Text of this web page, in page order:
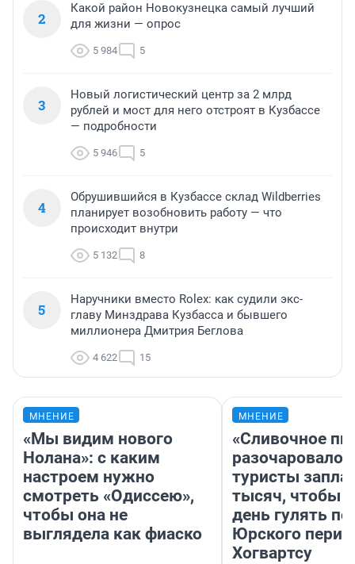
2
Какой район Новокузнецка самый лучший
для жизни — опрос
5 984 5
3
Новый логистический центр за 2 млрд
рублей и мост для него отстроят в Кузбассе
— подробности
5 946 5
4
Обрушившийся в Кузбассе склад Wildberries
планирует возобновить работу — что
происходит внутри
5 132 8
5
Наручники вместо Rolex: как судили экс-
главу Минздрава Кузбасса и бывшего
миллионера Дмитрия Беглова
4 622 15
МНЕНИЕ
«Мы видим нового
Нолана»: с каким
настроем нужно
смотреть «Одиссею»,
чтобы она не
выглядела как фиаско
МНЕНИЕ
«Сливочное
разочаровало»:
туристы
тысяч, чтобы
день гулять по
Юрского
Хогвартсу